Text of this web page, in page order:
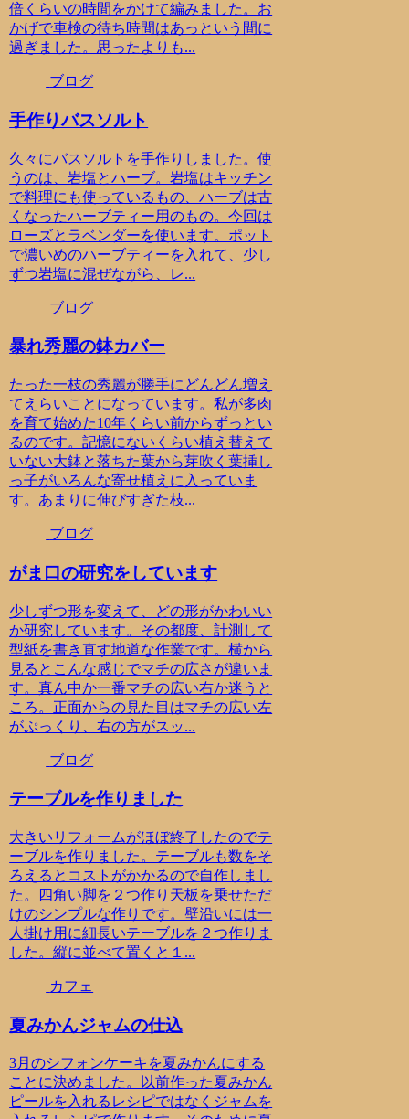
倍くらいの時間をかけて編みました。お
かげで車検の待ち時間はあっという間に
過ぎました。思ったよりも...
ブログ
手作りバスソルト
久々にバスソルトを手作りしました。使
うのは、岩塩とハーブ。岩塩はキッチン
で料理にも使っているもの、ハーブは古
くなったハーブティー用のもの。今回は
ローズとラベンダーを使います。ポット
で濃いめのハーブティーを入れて、少し
ずつ岩塩に混ぜながら、レ...
ブログ
暴れ秀麗の鉢カバー
たった一枝の秀麗が勝手にどんどん増え
てえらいことになっています。私が多肉
を育て始めた10年くらい前からずっとい
るのです。記憶にないくらい植え替えて
いない大鉢と落ちた葉から芽吹く葉挿し
っ子がいろんな寄せ植えに入っていま
す。あまりに伸びすぎた枝...
ブログ
がま口の研究をしています
少しずつ形を変えて、どの形がかわいい
か研究しています。その都度、計測して
型紙を書き直す地道な作業です。横から
見るとこんな感じでマチの広さが違いま
す。真ん中か一番マチの広い右か迷うと
ころ。正面からの見た目はマチの広い左
がぷっくり、右の方がスッ...
ブログ
テーブルを作りました
大きいリフォームがほぼ終了したのでテ
ーブルを作りました。テーブルも数をそ
ろえるとコストがかかるので自作しまし
た。四角い脚を２つ作り天板を乗せただ
けのシンプルな作りです。壁沿いには一
人掛け用に細長いテーブルを２つ作りま
した。縦に並べて置くと１...
カフェ
夏みかんジャムの仕込
3月のシフォンケーキを夏みかんにする
ことに決めました。以前作った夏みかん
ピールを入れるレシピではなくジャムを